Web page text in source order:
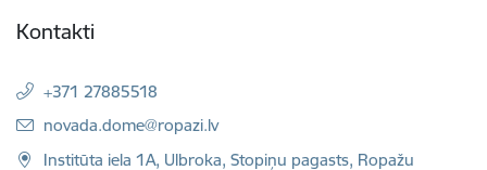
Kontakti
+371 27885518
E-pasts:
novada.dome@ropazi.lv
Institūta iela 1A, Ulbroka, Stopiņu pagasts, Ropažu